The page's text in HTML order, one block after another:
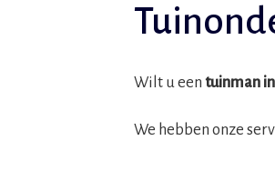
Wilt u een tuinman
We hebben onze